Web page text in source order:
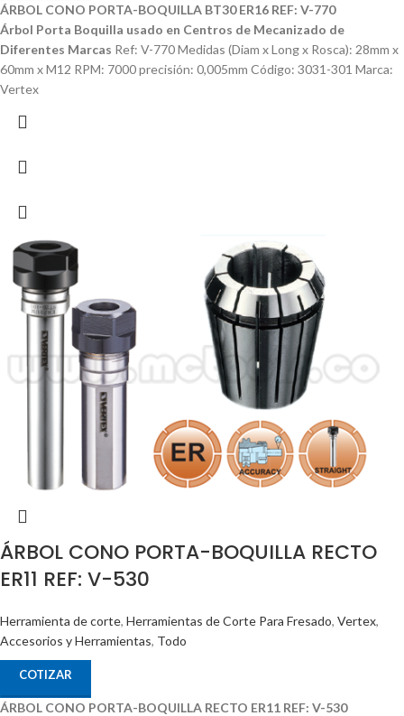
ÁRBOL CONO PORTA-BOQUILLA BT30 ER16 REF: V-770
Árbol Porta Boquilla usado en Centros de Mecanizado de
Diferentes Marcas Ref: V-770 Medidas (Diam x Long x Rosca): 28mm x
60mm x M12 RPM: 7000 precisión: 0,005mm Código: 3031-301 Marca:
Vertex
ÁRBOL CONO PORTA-BOQUILLA RECTO
ER11 REF: V-530
Herramienta de corte, Herramientas de Corte Para Fresado, Vertex,
Accesorios y Herramientas, Todo
COTIZAR
ÁRBOL CONO PORTA-BOQUILLA RECTO ER11 REF: V-530